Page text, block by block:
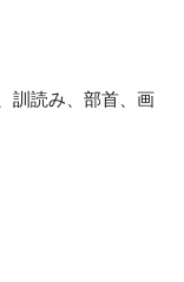
訓読み、部首、画